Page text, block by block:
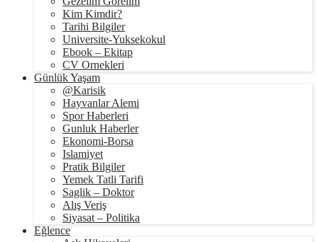
Kim Kimdir?
Tarihi Bilgiler
Universite-Yuksekokul
Ebook – Ekitap
CV Ornekleri
Günlük Yaşam
@Karisik
Hayvanlar Alemi
Spor Haberleri
Gunluk Haberler
Ekonomi-Borsa
Islamiyet
Pratik Bilgiler
Yemek Tatli Tarifi
Saglik – Doktor
Alış Veriş
Siyasat – Politika
Eğlence